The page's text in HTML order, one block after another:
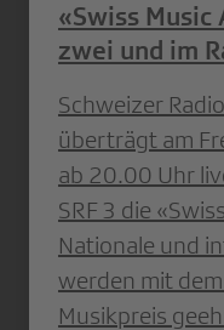
«Swiss Music
zwei und im
Schweizer
überträgt am
ab 20.00 Uhr
SRF 3 die
Nationale und
werden mit
Musikpreis